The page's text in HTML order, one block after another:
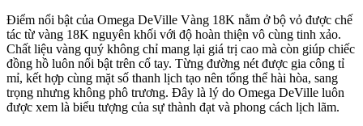
Điểm nổi bật của Omega DeVille Vàng 18K nằm ở bộ vỏ được chế
tác từ vàng 18K nguyên khối với độ hoàn thiện vô cùng tinh xảo.
Chất liệu vàng quý không chỉ mang lại giá trị cao mà còn giúp chiếc
đồng hồ luôn nổi bật trên cổ tay. Từng đường nét được gia công tỉ
mỉ, kết hợp cùng mặt số thanh lịch tạo nên tổng thể hài hòa, sang
trọng nhưng không phô trương. Đây là lý do Omega DeVille luôn
được xem là biểu tượng của sự thành đạt và phong cách lịch lãm.